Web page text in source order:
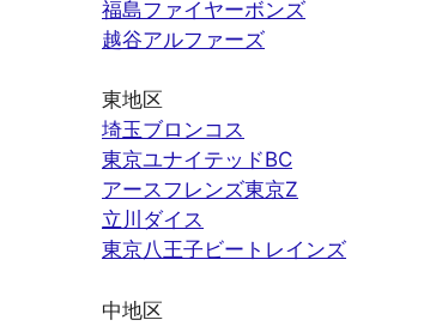
福島ファイヤーボンズ
越谷アルファーズ
東地区
埼玉ブロンコス
東京ユナイテッドBC
アースフレンズ東京Z
立川ダイス
東京八王子ビートレインズ
中地区